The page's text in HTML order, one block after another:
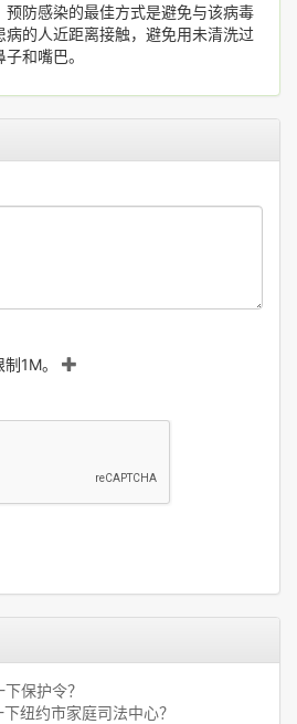
防感染的最佳方式是避免与该病毒
的人近距离接触，避免用未清洗过
和嘴巴。
1M。
保护令？
纽约市家庭司法中心？